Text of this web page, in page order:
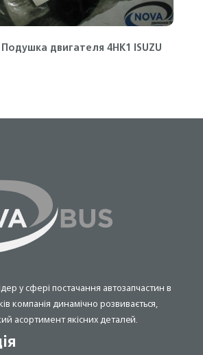
8970806940 – Подушка двигателя 4HK1 ISUZU
у сфері постачання автозапчастин в
компанія динамічно розвивається,
асортимент якісних деталей.